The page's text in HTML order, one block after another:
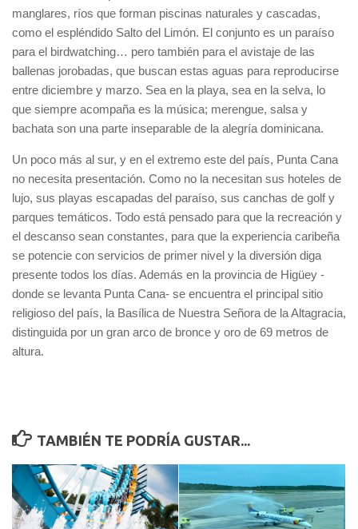
manglares, ríos que forman piscinas naturales y cascadas,
como el espléndido Salto del Limón. El conjunto es un paraíso
para el birdwatching… pero también para el avistaje de las
ballenas jorobadas, que buscan estas aguas para reproducirse
entre diciembre y marzo. Sea en la playa, sea en la selva, lo
que siempre acompaña es la música; merengue, salsa y
bachata son una parte inseparable de la alegría dominicana.
Un poco más al sur, y en el extremo este del país, Punta Cana
no necesita presentación. Como no la necesitan sus hoteles de
lujo, sus playas escapadas del paraíso, sus canchas de golf y
parques temáticos. Todo está pensado para que la recreación y
el descanso sean constantes, para que la experiencia caribeña
se potencie con servicios de primer nivel y la diversión diga
presente todos los días. Además en la provincia de Higüey -
donde se levanta Punta Cana- se encuentra el principal sitio
religioso del país, la Basílica de Nuestra Señora de la Altagracia,
distinguida por un gran arco de bronce y oro de 69 metros de
altura.
TAMBIÉN TE PODRÍA GUSTAR...